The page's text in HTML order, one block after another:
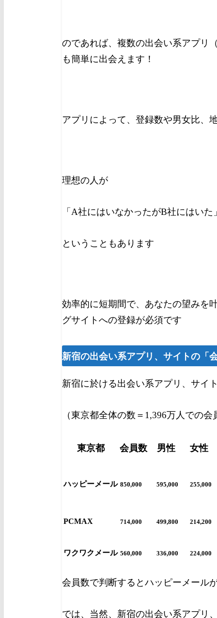
のであれば、複数の出会い系アプリ
も簡単に出会えます！
アプリによって、登録数や男女比、
理想の人が
「A社にはいなかったがB社にはいた
ということもあります
効率的に短期間で、あなたの望みを
グサイトへの登録が必須です
新宿の出会い系アプリ、サイトの「
新宿に於ける出会い系アプリ、サイ
（東京都全体の数＝1,396万人での会
東京都 会員数 男性 女性
ハッピーメール 850,000 595,000 255,000
PCMAX 714,000 499,800 214,200
ワクワクメール 560,000 336,000 224,000
会員数で判断するとハッピーメール
では、当然、新宿の出会い系アプリ